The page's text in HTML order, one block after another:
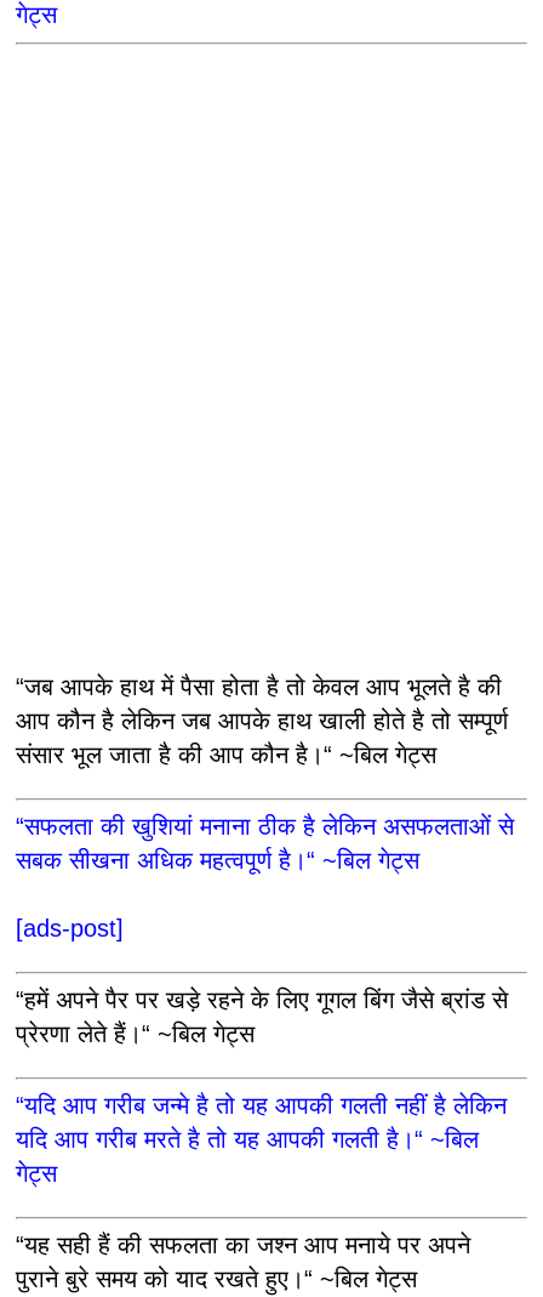
गेट्स
“जब आपके हाथ में पैसा होता है तो केवल आप भूलते है की
आप कौन है लेकिन जब आपके हाथ खाली होते है तो सम्पूर्ण
संसार भूल जाता है की आप कौन है।“ ~बिल गेट्स
“सफलता की खुशियां मनाना ठीक है लेकिन असफलताओं से
सबक सीखना अधिक महत्वपूर्ण है।“ ~बिल गेट्स
[ads-post]
“हमें अपने पैर पर खड़े रहने के लिए गूगल बिंग जैसे ब्रांड से
प्रेरणा लेते हैं।“ ~बिल गेट्स
“यदि आप गरीब जन्मे है तो यह आपकी गलती नहीं है लेकिन
यदि आप गरीब मरते है तो यह आपकी गलती है।“ ~बिल
गेट्स
“यह सही हैं की सफलता का जश्न आप मनाये पर अपने
पुराने बुरे समय को याद रखते हुए।“ ~बिल गेट्स